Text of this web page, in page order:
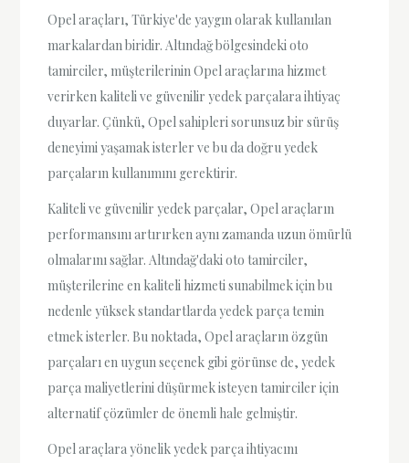
Opel araçları, Türkiye'de yaygın olarak kullanılan
markalardan biridir. Altındağ bölgesindeki oto
tamirciler, müşterilerinin Opel araçlarına hizmet
verirken kaliteli ve güvenilir yedek parçalara ihtiyaç
duyarlar. Çünkü, Opel sahipleri sorunsuz bir sürüş
deneyimi yaşamak isterler ve bu da doğru yedek
parçaların kullanımını gerektirir.
Kaliteli ve güvenilir yedek parçalar, Opel araçların
performansını artırırken aynı zamanda uzun ömürlü
olmalarını sağlar. Altındağ'daki oto tamirciler,
müşterilerine en kaliteli hizmeti sunabilmek için bu
nedenle yüksek standartlarda yedek parça temin
etmek isterler. Bu noktada, Opel araçların özgün
parçaları en uygun seçenek gibi görünse de, yedek
parça maliyetlerini düşürmek isteyen tamirciler için
alternatif çözümler de önemli hale gelmiştir.
Opel araçlara yönelik yedek parça ihtiyacını